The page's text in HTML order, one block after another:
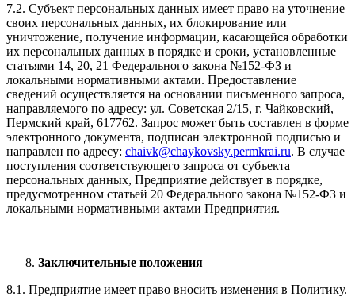
7.2. Субъект персональных данных имеет право на уточнение
своих персональных данных, их блокирование или
уничтожение, получение информации, касающейся обработки
их персональных данных в порядке и сроки, установленные
статьями 14, 20, 21 Федерального закона №152-ФЗ и
локальными нормативными актами. Предоставление
сведений осуществляется на основании письменного запроса,
направляемого по адресу: ул. Советская 2/15, г. Чайковский,
Пермский край, 617762. Запрос может быть составлен в форме
электронного документа, подписан электронной подписью и
направлен по адресу: chaivk@chaykovsky.permkrai.ru. В случае
поступления соответствующего запроса от субъекта
персональных данных, Предприятие действует в порядке,
предусмотренном статьей 20 Федерального закона №152-ФЗ и
локальными нормативными актами Предприятия.
Заключительные положения
8.1. Предприятие имеет право вносить изменения в Политику.